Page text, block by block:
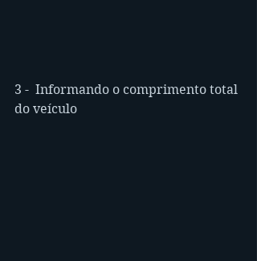
3 -  Informando o comprimento total
do veículo